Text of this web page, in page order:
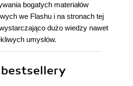
bogatych materiałów
we Flashu i na stronach tej
dużo wiedzy nawet
umysłów.